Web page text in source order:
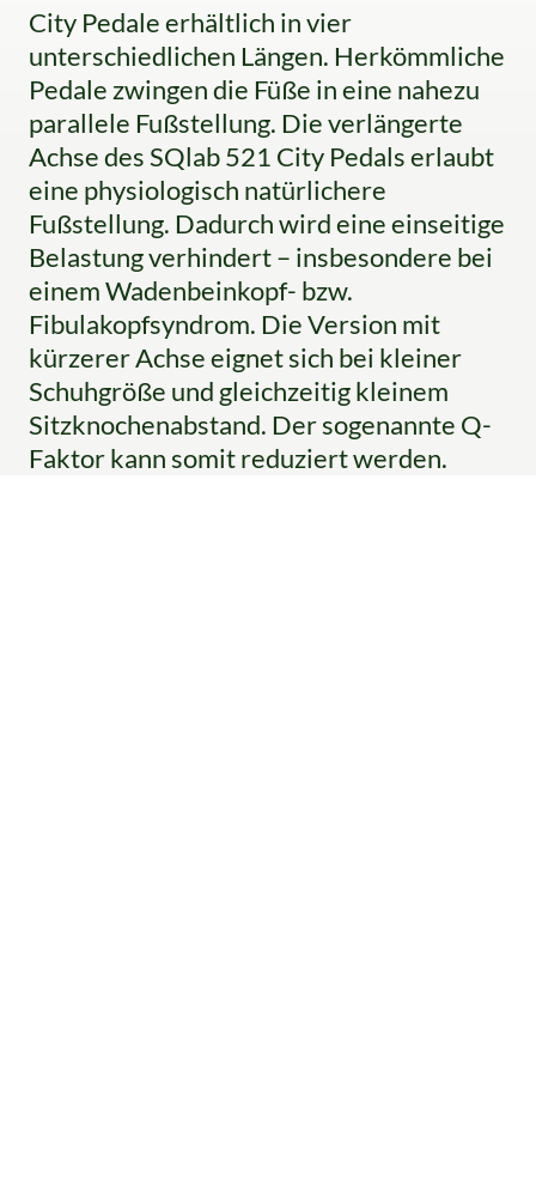
City Pedale erhältlich in vier
unterschiedlichen Längen. Herkömmliche
Pedale zwingen die Füße in eine nahezu
parallele Fußstellung. Die verlängerte
Achse des SQlab 521 City Pedals erlaubt
eine physiologisch natürlichere
Fußstellung. Dadurch wird eine einseitige
Belastung verhindert – insbesondere bei
einem Wadenbeinkopf- bzw.
Fibulakopfsyndrom. Die Version mit
kürzerer Achse eignet sich bei kleiner
Schuhgröße und gleichzeitig kleinem
Sitzknochenabstand. Der sogenannte Q-
Faktor kann somit reduziert werden.